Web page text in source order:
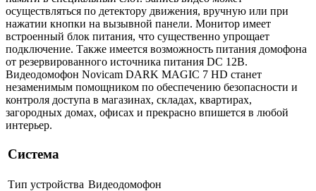
осуществляться по детектору движения, вручную или при
нажатии кнопки на вызывной панели. Монитор имеет
встроенный блок питания, что существенно упрощает
подключение. Также имеется возможность питания домофона
от резервированного источника питания DC 12В.
Видеодомофон Novicam DARK MAGIC 7 HD станет
незаменимым помощником по обеспечению безопасности и
контроля доступа в магазинах, складах, квартирах,
загородных домах, офисах и прекрасно впишется в любой
интерьер.
Система
Тип устройства Видеодомофон